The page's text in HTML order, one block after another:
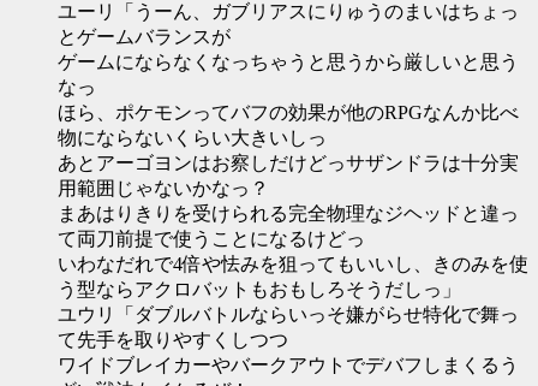
ユーリ「うーん、ガブリアスにりゅうのまいはちょっ
とゲームバランスが
ゲームにならなくなっちゃうと思うから厳しいと思う
なっ
ほら、ポケモンってバフの効果が他のRPGなんか比べ
物にならないくらい大きいしっ
あとアーゴヨンはお察しだけどっサザンドラは十分実
用範囲じゃないかなっ？
まあはりきりを受けられる完全物理なジヘッドと違っ
て両刀前提で使うことになるけどっ
いわなだれで4倍や怯みを狙ってもいいし、きのみを使
う型ならアクロバットもおもしろそうだしっ」
ユウリ「ダブルバトルならいっそ嫌がらせ特化で舞っ
て先手を取りやすくしつつ
ワイドブレイカーやバークアウトでデバフしまくるう